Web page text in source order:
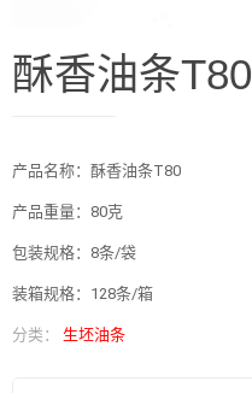
酥香油条T80
产品名称：酥香油条T80
产品重量：80克
包装规格：8条/袋
装箱规格：128条/箱
分类： 生坯油条